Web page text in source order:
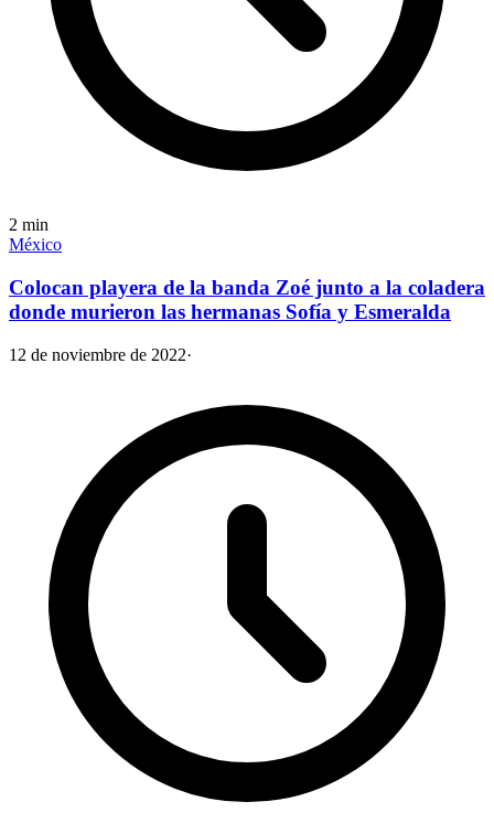
2 min
México
Colocan playera de la banda Zoé junto a la coladera
donde murieron las hermanas Sofía y Esmeralda
12 de noviembre de 2022·